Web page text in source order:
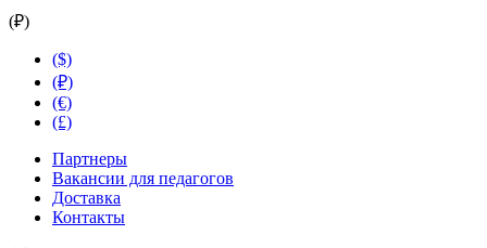
(₽)
($)
(₽)
(€)
(£)
Партнеры
Вакансии для педагогов
Доставка
Контакты